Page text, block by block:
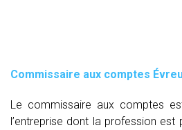
Commissaire aux comptes
Le commissaire aux comptes
l’entreprise dont la profession